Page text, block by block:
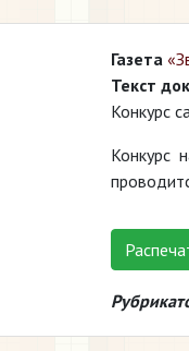
Газета
Текст
Конкурс
Конкурс